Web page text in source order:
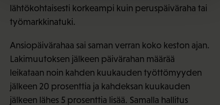
lähtökohtaisesti korkeampi kuin peruspäiväraha tai
työmarkkinatuki.
Ansiopäivärahaa sai saman verran koko keston ajan.
Lakimuutoksen jälkeen päivärahan määrää
leikataan noin kahden kuukauden työttömyyden
jälkeen 20 prosenttia ja kahdeksan kuukauden
jälkeen lähes 5 prosenttia lisää. Samalla hallitus